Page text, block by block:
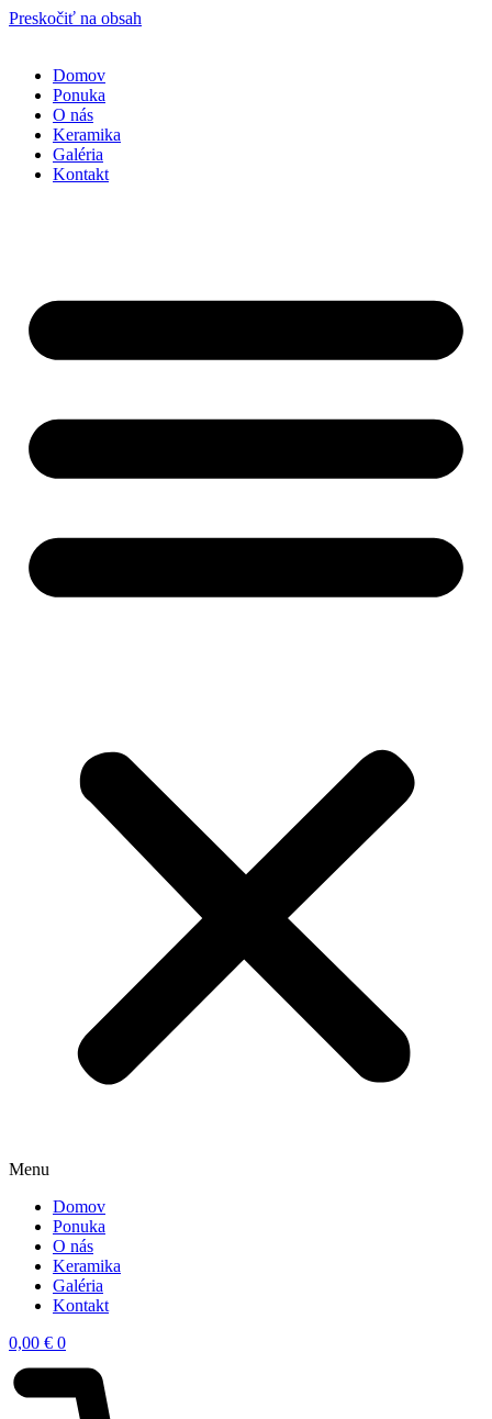
Preskočiť na obsah
Domov
Ponuka
O nás
Keramika
Galéria
Kontakt
Menu
Domov
Ponuka
O nás
Keramika
Galéria
Kontakt
0,00 € 0